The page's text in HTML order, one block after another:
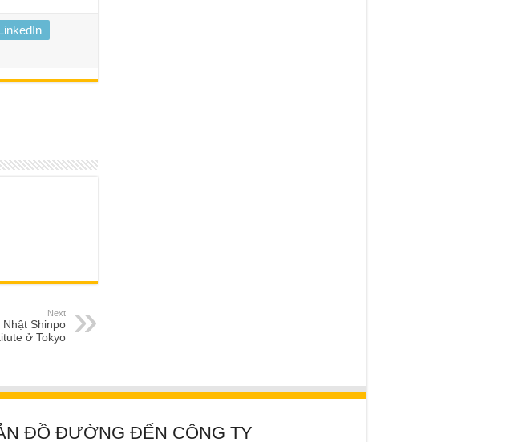
Next
Shinpo
ở Tokyo
ĐỒ ĐƯỜNG ĐẾN CÔNG TY